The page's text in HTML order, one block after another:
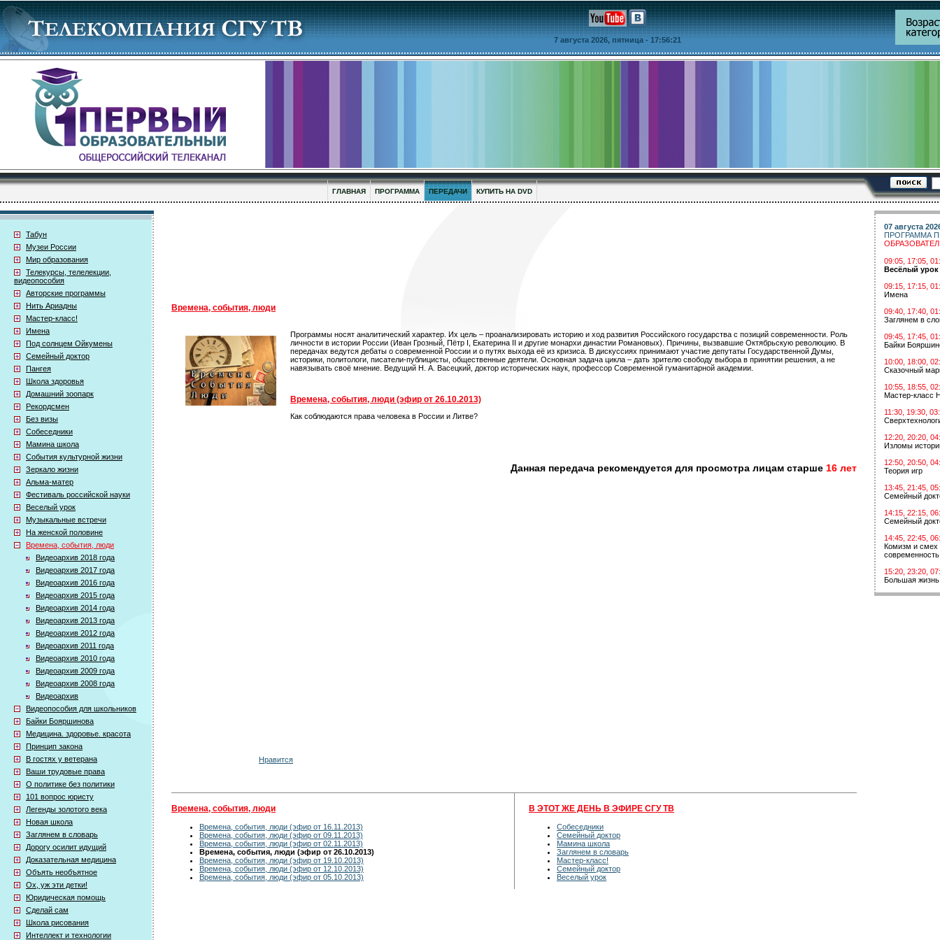
7 августа 2026, пятница - 17:56:21
ГЛАВНАЯ ПРОГРАММА ПЕРЕДАЧИ КУПИТЬ НА DVD
Табун
Музеи России
Мир образования
Телекурсы, телелекции,
видеопособия
Авторские программы
Нить Ариадны
Мастер-класс!
Имена
Под солнцем Ойкумены
Семейный доктор
Пангея
Школа здоровья
Домашний зоопарк
Рекордсмен
Без визы
Собеседники
Мамина школа
События культурной жизни
Зеркало жизни
Альма-матер
Фестиваль российской науки
Веселый урок
Музыкальные встречи
На женской половине
Времена, события, люди
Видеоархив 2018 года
Видеоархив 2017 года
Видеоархив 2016 года
Видеоархив 2015 года
Видеоархив 2014 года
Видеоархив 2013 года
Видеоархив 2012 года
Видеоархив 2011 года
Видеоархив 2010 года
Видеоархив 2009 года
Видеоархив 2008 года
Видеоархив
Видеопособия для школьников
Байки Бояршинова
Медицина. здоровье. красота
Принцип закона
В гостях у ветерана
Ваши трудовые права
О политике без политики
101 вопрос юристу
Легенды золотого века
Новая школа
Заглянем в словарь
Дорогу осилит идущий
Доказательная медицина
Объять необъятное
Ох, уж эти детки!
Юридическая помощь
Сделай сам
Школа рисования
Интеллект и технологии
Времена, события, люди
Программы носят аналитический характер. Их цель – проанализировать историю и ход развития Российского государства с позиций современности. Роль
личности в истории России (Иван Грозный, Пётр I, Екатерина II и другие монархи династии Романовых). Причины, вызвавшие Октябрьскую революцию. В
передачах ведутся дебаты о современной России и о путях выхода её из кризиса. В дискуссиях принимают участие депутаты Государственной Думы,
историки, политологи, писатели-публицисты, общественные деятели. Основная задача цикла – дать зрителю свободу выбора в принятии решения, а не
навязывать своё мнение. Ведущий Н. А. Васецкий, доктор исторических наук, профессор Современной гуманитарной академии.
Времена, события, люди (эфир от 26.10.2013)
Как соблюдаются права человека в России и Литве?
Данная передача рекомендуется для просмотра лицам старше 16 лет
Нравится
Времена, события, люди
Времена, события, люди (эфир от 16.11.2013)
Времена, события, люди (эфир от 09.11.2013)
Времена, события, люди (эфир от 02.11.2013)
Времена, события, люди (эфир от 26.10.2013)
Времена, события, люди (эфир от 19.10.2013)
Времена, события, люди (эфир от 12.10.2013)
Времена, события, люди (эфир от 05.10.2013)
В ЭТОТ ЖЕ ДЕНЬ В ЭФИРЕ СГУ ТВ
Собеседники
Семейный доктор
Мамина школа
Заглянем в словарь
Мастер-класс!
Семейный доктор
Веселый урок
07 августа
ПРОГРАММА
09:05, 17:05,
Весёлый урок
09:15, 17:15,
Имена
09:40, 17:40,
Заглянем в
09:45, 17:45,
Байки
10:00, 18:00,
Сказочный
10:55, 18:55,
Мастер-класс
11:30, 19:30,
12:20, 20:20,
Изломы
12:50, 20:50,
Теория игр
13:45, 21:45,
Семейный
14:15, 22:15,
Семейный
14:45, 22:45,
Комизм и смех
современность
15:20, 23:20,
Большая жизнь